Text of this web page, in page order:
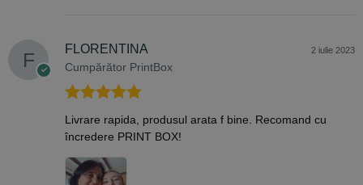
FLORENTINA
Cumpărător PrintBox
2 iulie 2023
Evaluat la5
din 5
Livrare rapida, produsul arata f bine. Recomand cu
încredere PRINT BOX!